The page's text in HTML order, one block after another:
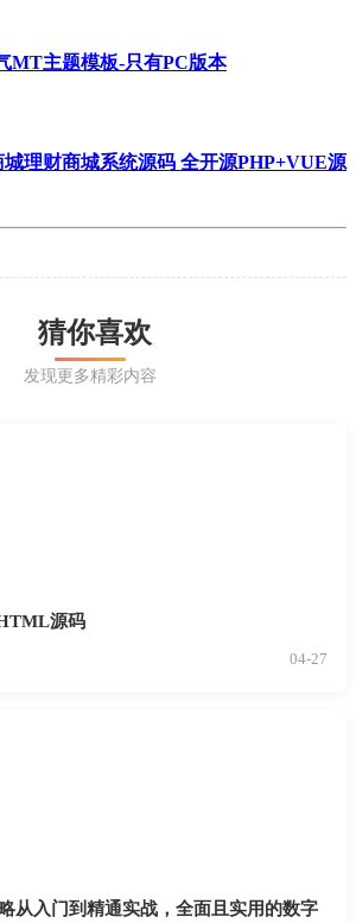
MT主题模板-只有PC版本
理财商城系统源码 全开源PHP+VUE源
猜你喜欢
发现更多精彩内容
源码
04-27
从入门到精通实战，全面且实用的数字